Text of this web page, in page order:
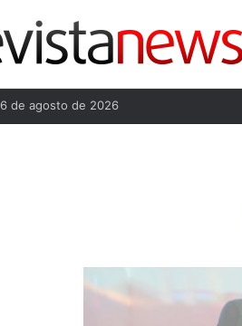
6 de agosto de 2026